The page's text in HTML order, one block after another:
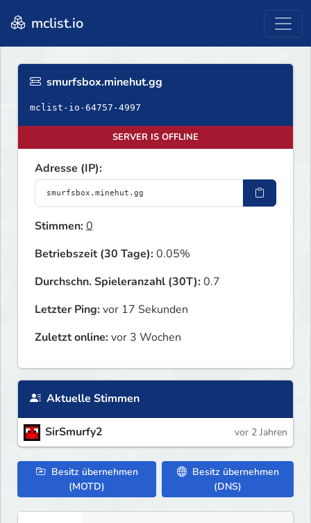
mclist.io
smurfsbox.minehut.gg
mclist-io-64757-4997
SERVER IS OFFLINE
Adresse (IP):
Stimmen:0
Betriebszeit (30 Tage):0.05%
Durchschn. Spieleranzahl (30T):0.7
Letzter Ping:vor 17 Sekunden
Zuletzt online:vor 3 Wochen
Aktuelle Stimmen
SirSmurfy2 vor 2 Jahren
Besitz übernehmen
(MOTD)
Besitz übernehmen
(DNS)